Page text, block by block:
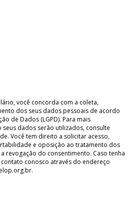
você concorda com a coleta,
dos seus dados pessoais de acordo
de Dados (LGPD). Para mais
dados serão utilizados, consulte
Você tem direito a solicitar acesso,
e oposição ao tratamento dos
revogação do consentimento. Caso tenha
conosco através do endereço